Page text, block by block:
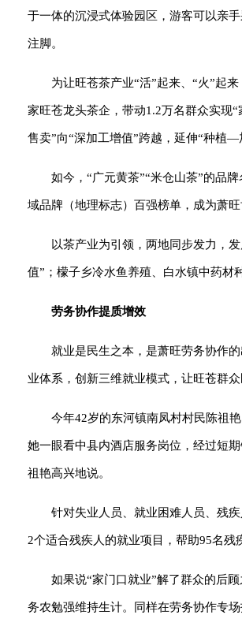
于一体的沉浸式体验园区，游客可以亲
注脚。
为让旺苍茶产业“活”起来、“火”起
家旺苍龙头茶企，带动1.2万名群众实现
售卖”向“深加工增值”跨越，延伸“种植
如今，“广元黄茶”“米仓山茶”的品
域品牌（地理标志）百强榜单，成为萧
以茶产业为引领，两地同步发力，
值”；檬子乡冷水鱼养殖、白水镇中药材
劳务协作提质增效
就业是民生之本，是萧旺劳务协作
业体系，创新三维就业模式，让旺苍群
今年42岁的东河镇南凤村村民陈祖
她一眼看中县内酒店服务岗位，经过短
祖艳高兴地说。
针对失业人员、就业困难人员、残
2个适合残疾人的就业项目，帮助95名残
如果说“家门口就业”解了群众的后
务农勉强维持生计。同样在劳务协作专